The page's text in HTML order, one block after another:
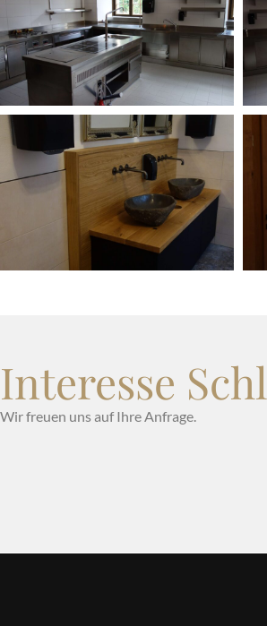
Interesse
Wir freuen uns auf Ihre Anfrage.